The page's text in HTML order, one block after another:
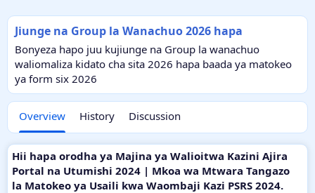
Jiunge na Group la Wanachuo 2026 hapa
Bonyeza hapo juu kujiunge na Group la wanachuo
waliomaliza kidato cha sita 2026 hapa baada ya matokeo
ya form six 2026
Overview History Discussion
Hii hapa orodha ya Majina ya Walioitwa Kazini Ajira
Portal na Utumishi 2024 | Mkoa wa Mtwara Tangazo
la Matokeo ya Usaili kwa Waombaji Kazi PSRS 2024.